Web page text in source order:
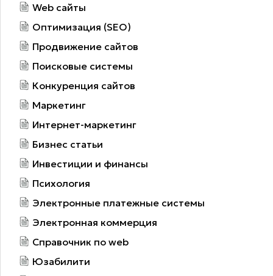
Web сайты
Оптимизация (SEO)
Продвижение сайтов
Поисковые системы
Конкуренция сайтов
Маркетинг
Интернет-маркетинг
Бизнес статьи
Инвестиции и финансы
Психология
Электронные платежные системы
Электронная коммерция
Справочник по web
Юзабилити